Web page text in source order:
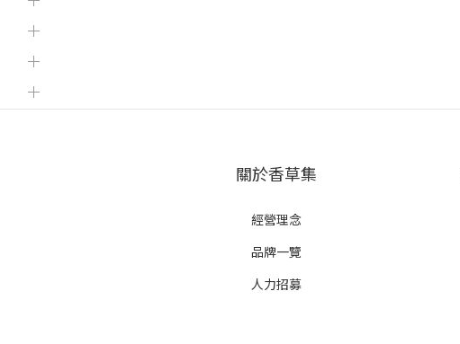
關於香草集
經營理念
品牌一覽
人力招募